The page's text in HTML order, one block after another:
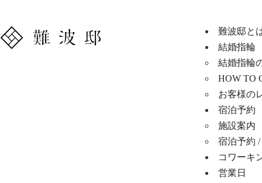
難波邸と
結婚指輪
結婚指輪
HOW TO
お客様の
宿泊予約
施設案内
宿泊予約 /
コワーキ
営業日